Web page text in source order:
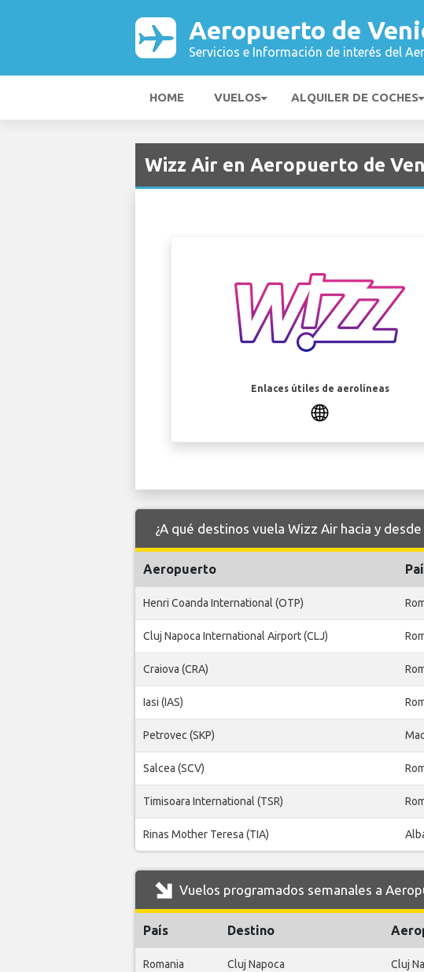
Aeropuerto de
Servicios e Información de interés del
HOME VUELOS ALQUILER DE COCHES
Wizz Air en Aeropuerto de
Enlaces útiles de aerolíneas
¿A qué destinos vuela Wizz Air hacia y
Aeropuerto
Henri Coanda International (OTP)
Cluj Napoca International Airport (CLJ)
Craiova (CRA)
Iasi (IAS)
Petrovec (SKP)
Salcea (SCV)
Timisoara International (TSR)
Rinas Mother Teresa (TIA)
Vuelos programados semanales a
País Destino
Romania Cluj Napoca Cluj